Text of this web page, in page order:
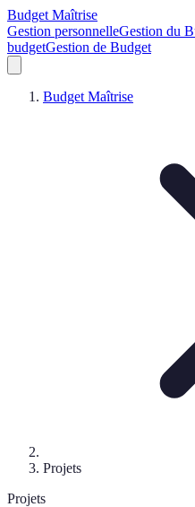
Budget Maîtrise
Gestion personnelleGestion du
budgetGestion de Budget
Budget Maîtrise
Projets
Projets